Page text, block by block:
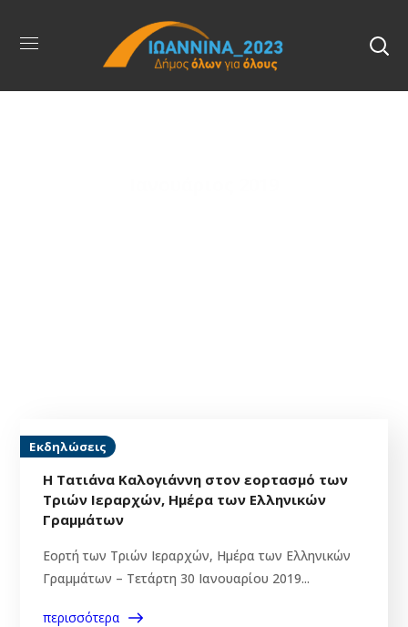
Εκδηλώσεις
Η Τατιάνα Καλογιάννη στον εορτασμό των
Τριών Ιεραρχών, Ημέρα των Ελληνικών
Γραμμάτων
Εορτή των Τριών Ιεραρχών, Ημέρα των Ελληνικών
Γραμμάτων – Τετάρτη 30 Ιανουαρίου 2019...
περισσότερα